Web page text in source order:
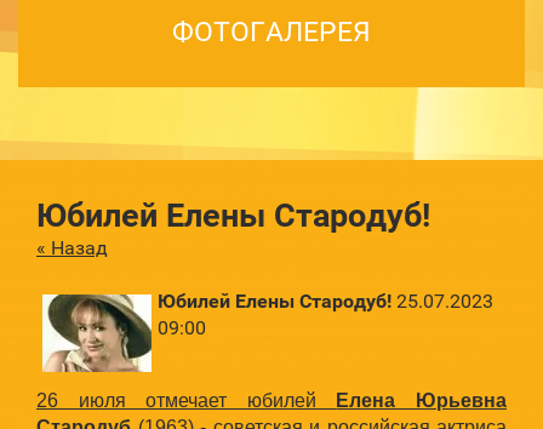
ФОТОГАЛЕРЕЯ
Юбилей Елены Стародуб!
« Назад
Юбилей Елены Стародуб! 25.07.2023
09:00
26 июля отмечает юбилей
Елена Юрьевна